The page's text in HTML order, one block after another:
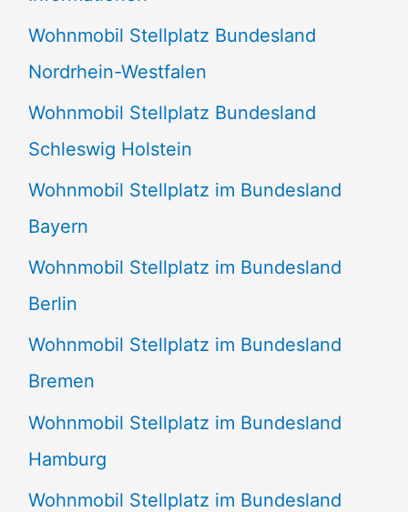
n
n
a
c
h
:
Wohnmobil Stellplatz Bundesland
Nordrhein-Westfalen
Wohnmobil Stellplatz Bundesland
Schleswig Holstein
Wohnmobil Stellplatz im Bundesland
Bayern
Wohnmobil Stellplatz im Bundesland
Berlin
Wohnmobil Stellplatz im Bundesland
Bremen
Wohnmobil Stellplatz im Bundesland
Hamburg
Wohnmobil Stellplatz im Bundesland